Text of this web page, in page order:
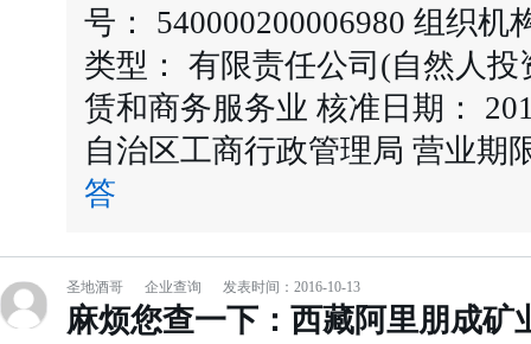
号： 540000200006980 组织机
类型： 有限责任公司(自然人
赁和商务服务业 核准日期：
自治区工商行政管理局 营业期
答
圣地酒哥 企业查询 发表时间：2016-10-13
麻烦您查一下：西藏阿里朋成矿